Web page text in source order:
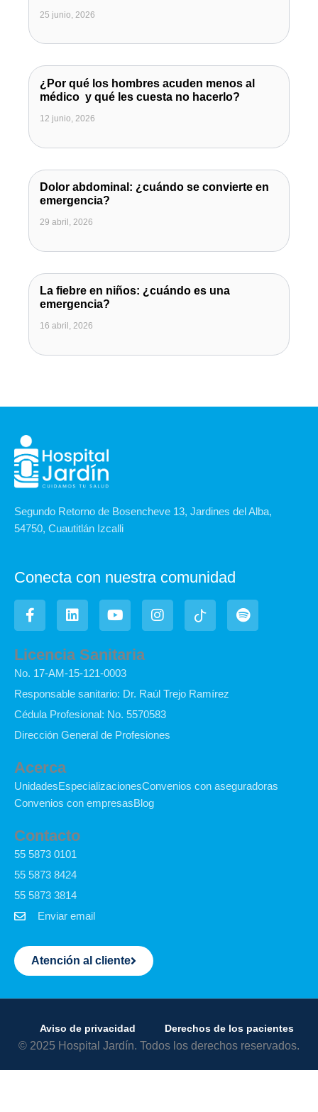
25 junio, 2026
¿Por qué los hombres acuden menos al
médico y qué les cuesta no hacerlo?
12 junio, 2026
Dolor abdominal: ¿cuándo se convierte en
emergencia?
29 abril, 2026
La fiebre en niños: ¿cuándo es una
emergencia?
16 abril, 2026
Segundo Retorno de Bosencheve 13, Jardines del Alba,
54750, Cuautitlán Izcalli
Conecta con nuestra comunidad
F
a
c
e
b
o
o
-
f
L
i
n
k
e
d
i
Y
o
u
t
u
b
e
I
n
s
r
m
I
c
o
i
S
p
o
Licencia Sanitaria
No. 17-AM-15-121-0003
Responsable sanitario: Dr. Raúl Trejo Ramírez
Cédula Profesional: No. 5570583
Dirección General de Profesiones
Acerca
UnidadesEspecializacionesConvenios con aseguradoras
Convenios con empresasBlog
Contacto
55 5873 0101
55 5873 8424
55 5873 3814
Enviar email
Atención al cliente
Aviso de privacidad Derechos de los pacientes
© 2025 Hospital Jardín. Todos los derechos reservados.